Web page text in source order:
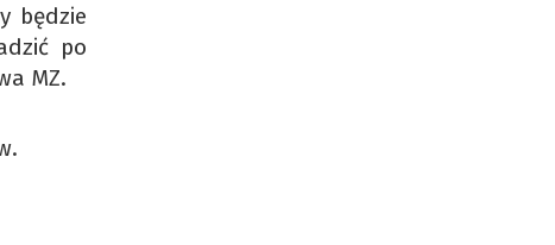
będzie
po
MZ.